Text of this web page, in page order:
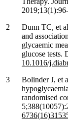
Dunn TC, et
and
glycaemic
glucose tests.
10.1016/
Bolinder J, et
randomised